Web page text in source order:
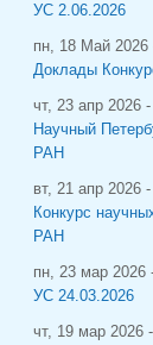
УС 2.06.2026
пн, 18 Май 2026
Доклады
чт, 23 апр 2026
Научный
РАН
вт, 21 апр 2026
Конкурс
РАН
пн, 23 мар 2026
УС 24.03.2026
чт, 19 мар 2026